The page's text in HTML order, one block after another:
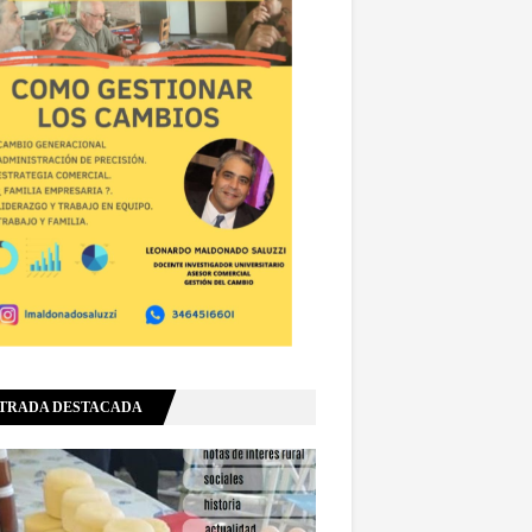
DESTACADA